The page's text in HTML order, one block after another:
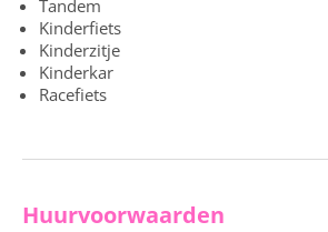
Tandem
Kinderfiets
Kinderzitje
Kinderkar
Racefiets
Huurvoorwaarden